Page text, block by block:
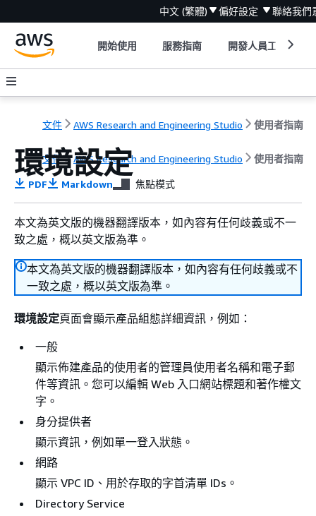
中文 (繁體) 偏好設定 聯絡我們
開始使用 服務指南 開發人員工具
文件 AWS Research and Engineering Studio 使用者指南
文件 AWS Research and Engineering Studio 使用者指南
環境設定
PDF Markdown 焦點模式
本文為英文版的機器翻譯版本，如內容有任何歧義或不一
致之處，概以英文版為準。
本文為英文版的機器翻譯版本，如內容有任何歧義或不
一致之處，概以英文版為準。
環境設定頁面會顯示產品組態詳細資訊，例如：
一般
顯示佈建產品的使用者的管理員使用者名稱和電子郵
件等資訊。您可以編輯 Web 入口網站標題和著作權文
字。
身分提供者
顯示資訊，例如單一登入狀態。
網路
顯示 VPC ID、用於存取的字首清單 IDs。
Directory Service